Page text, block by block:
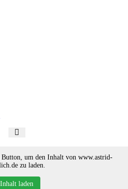
um den Inhalt von www.astrid-
zu laden.
Inhalt laden